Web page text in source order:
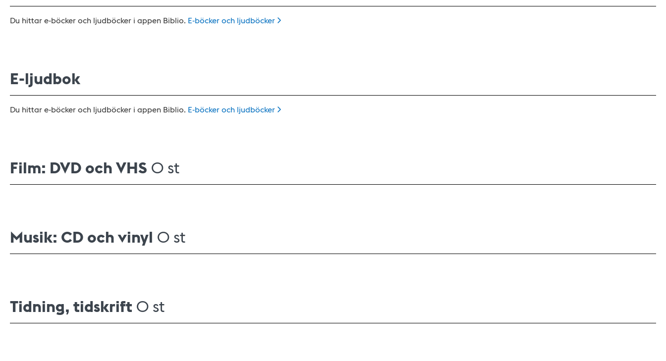
Du hittar e-böcker och ljudböcker i appen Biblio. E-böcker och ljudböcker
E-ljudbok
Du hittar e-böcker och ljudböcker i appen Biblio. E-böcker och ljudböcker
Film: DVD och VHS 0 st
Musik: CD och vinyl 0 st
Tidning, tidskrift 0 st